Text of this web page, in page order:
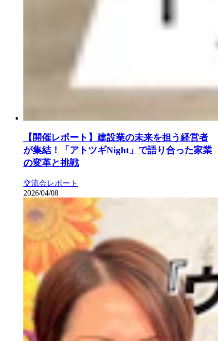
【開催レポート】建設業の未来を担う経営者
が集結！「アトツギNight」で語り合った家業
の変革と挑戦
交流会レポート
2026/04/08